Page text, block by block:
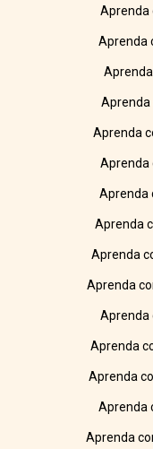
Aprenda
Aprenda
Aprenda
Aprenda
Aprenda
Aprenda
Aprenda
Aprenda
Aprenda
Aprenda
Aprenda
Aprenda
Aprenda
Aprenda